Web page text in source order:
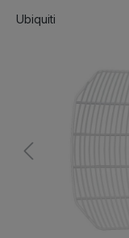
Ubiquiti